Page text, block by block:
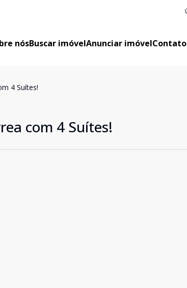
nósBuscar imóvelAnunciar imóvelContato
4 Suítes!
com 4 Suítes!